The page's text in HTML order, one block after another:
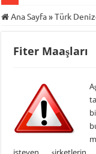
Ana Sayfa»Türk
Fiter Maaşları